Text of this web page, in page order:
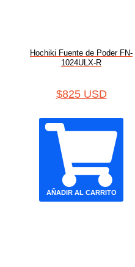
Hochiki Fuente de Poder FN-
1024ULX-R
$825 USD
AÑADIR AL CARRITO